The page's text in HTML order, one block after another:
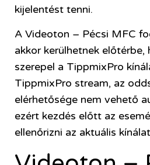
kijelentést tenni.
A Videoton – Pécsi MFC
akkor kerülhetnek előtérbe,
szerepel a TippmixPro
TippmixPro stream, az
elérhetősége nem vehető
ezért kezdés előtt az
ellenőrizni az aktuális